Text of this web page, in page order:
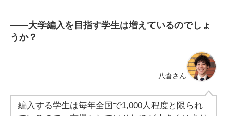
――大学編入を目指す学生は増えているのでしょ
うか？
八倉さん
編入する学生は毎年全国で1,000人程度と限られ